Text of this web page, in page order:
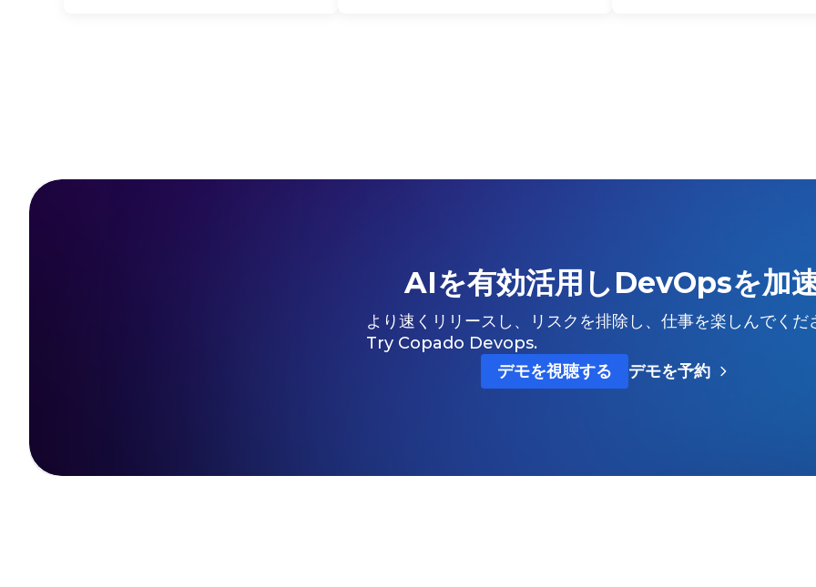
AIを有効活用しDevOpsを加
より速くリリースし、リスクを排除し、仕事を楽しんでくだ
Try Copado Devops.
デモを視聴する
デモを予約